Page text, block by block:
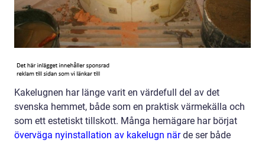
Kakelugnen har länge varit en värdefull del av det
svenska hemmet, både som en praktisk värmekälla och
som ett estetiskt tillskott. Många hemägare har börjat
överväga nyinstallation av kakelugn närde ser både